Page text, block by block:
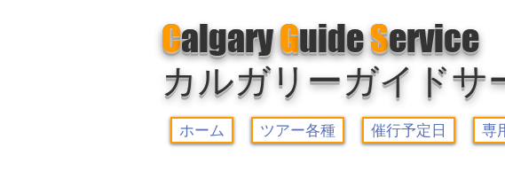
CalgaryGuideService
カルガリーガイドサ
ホーム ツアー各種 催行予定日 専